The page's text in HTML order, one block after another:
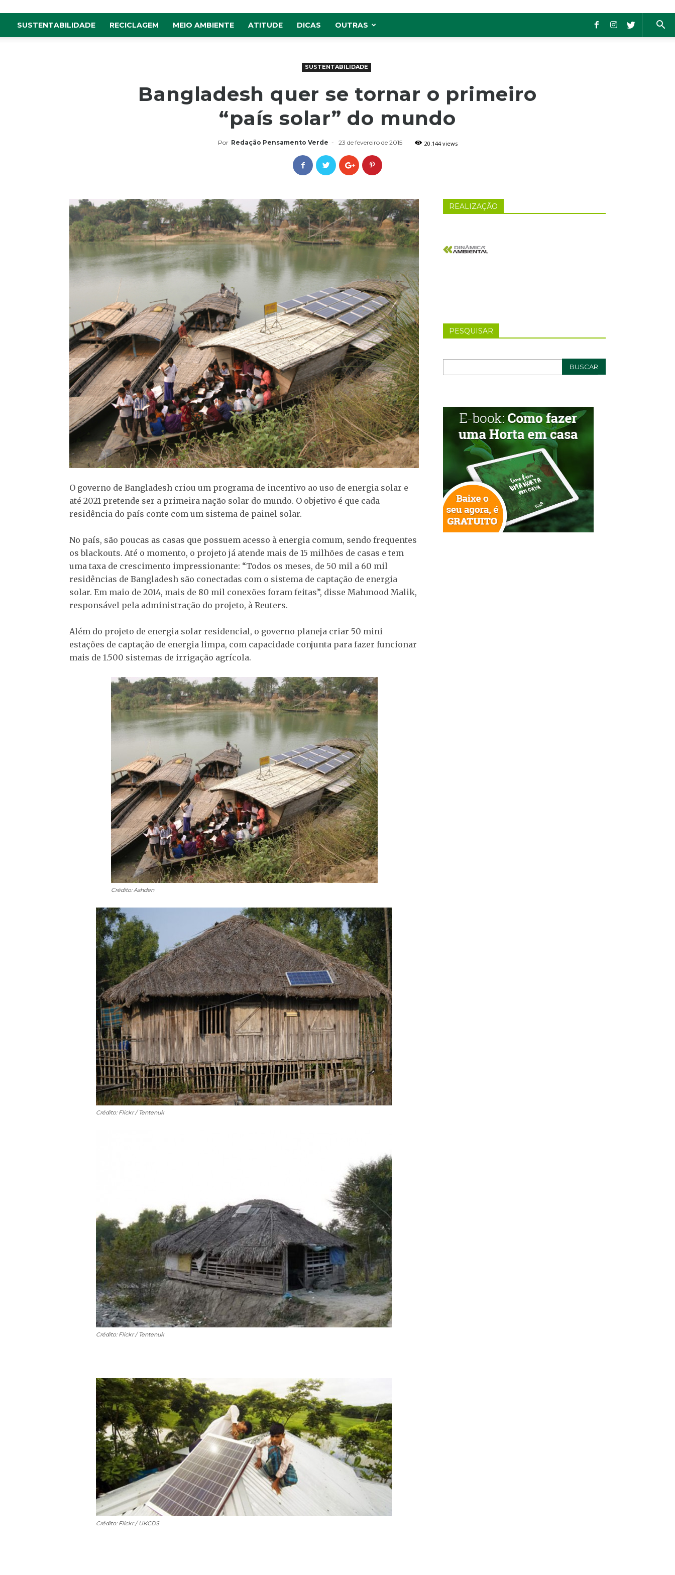
SUSTENTABILIDADE RECICLAGEM MEIO AMBIENTE ATITUDE DICAS OUTRAS
SUSTENTABILIDADE
Bangladesh quer se tornar o primeiro
“país solar” do mundo
Por Redação Pensamento Verde - 23 de fevereiro de 2015 20.144 views
O governo de Bangladesh criou um programa de incentivo ao uso de energia solar e
até 2021 pretende ser a primeira nação solar do mundo. O objetivo é que cada
residência do país conte com um sistema de painel solar.
No país, são poucas as casas que possuem acesso à energia comum, sendo frequentes
os blackouts. Até o momento, o projeto já atende mais de 15 milhões de casas e tem
uma taxa de crescimento impressionante: “Todos os meses, de 50 mil a 60 mil
residências de Bangladesh são conectadas com o sistema de captação de energia
solar. Em maio de 2014, mais de 80 mil conexões foram feitas”, disse Mahmood Malik,
responsável pela administração do projeto, à Reuters.
Além do projeto de energia solar residencial, o governo planeja criar 50 mini
estações de captação de energia limpa, com capacidade conjunta para fazer funcionar
mais de 1.500 sistemas de irrigação agrícola.
Crédito: Ashden
Crédito: Flickr / Tentenuk
Crédito: Flickr / Tentenuk
Crédito: Flickr / UKCDS
REALIZAÇÃO
PESQUISAR